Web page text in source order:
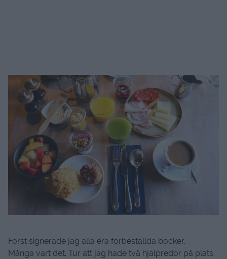
Först signerade jag alla era förbeställda böcker.
Många vart det. Tur att jag hade två hjälpredor på plats